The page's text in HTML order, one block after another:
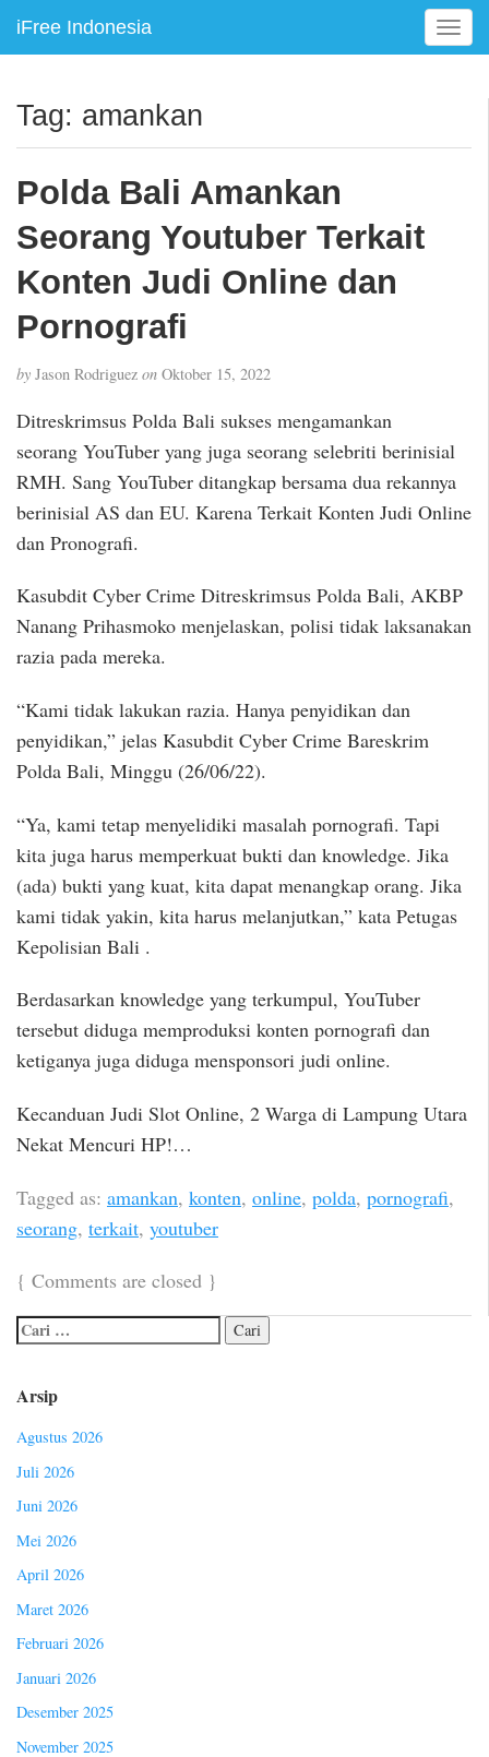
iFree Indonesia
T
o
e
Tag: amankan
Polda Bali Amankan
Seorang Youtuber Terkait
Konten Judi Online dan
Pornografi
by Jason Rodriguez on Oktober 15, 2022
Ditreskrimsus Polda Bali sukses mengamankan
seorang YouTuber yang juga seorang selebriti berinisial
RMH. Sang YouTuber ditangkap bersama dua rekannya
berinisial AS dan EU. Karena Terkait Konten Judi Online
dan Pronografi.
Kasubdit Cyber Crime Ditreskrimsus Polda Bali, AKBP
Nanang Prihasmoko menjelaskan, polisi tidak laksanakan
razia pada mereka.
“Kami tidak lakukan razia. Hanya penyidikan dan
penyidikan,” jelas Kasubdit Cyber Crime Bareskrim
Polda Bali, Minggu (26/06/22).
“Ya, kami tetap menyelidiki masalah pornografi. Tapi
kita juga harus memperkuat bukti dan knowledge. Jika
(ada) bukti yang kuat, kita dapat menangkap orang. Jika
kami tidak yakin, kita harus melanjutkan,” kata Petugas
Kepolisian Bali .
Berdasarkan knowledge yang terkumpul, YouTuber
tersebut diduga memproduksi konten pornografi dan
ketiganya juga diduga mensponsori judi online.
Kecanduan Judi Slot Online, 2 Warga di Lampung Utara
Nekat Mencuri HP!…
Tagged as: amankan, konten, online, polda, pornografi,
seorang, terkait, youtuber
{ Comments are closed }
Arsip
Agustus 2026
Juli 2026
Juni 2026
Mei 2026
April 2026
Maret 2026
Februari 2026
Januari 2026
Desember 2025
November 2025